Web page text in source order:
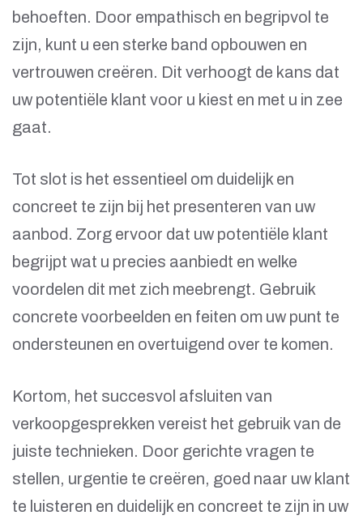
behoeften. Door empathisch en begripvol te
zijn, kunt u een sterke band opbouwen en
vertrouwen creëren. Dit verhoogt de kans dat
uw potentiële klant voor u kiest en met u in zee
gaat.
Tot slot is het essentieel om duidelijk en
concreet te zijn bij het presenteren van uw
aanbod. Zorg ervoor dat uw potentiële klant
begrijpt wat u precies aanbiedt en welke
voordelen dit met zich meebrengt. Gebruik
concrete voorbeelden en feiten om uw punt te
ondersteunen en overtuigend over te komen.
Kortom, het succesvol afsluiten van
verkoopgesprekken vereist het gebruik van de
juiste technieken. Door gerichte vragen te
stellen, urgentie te creëren, goed naar uw klant
te luisteren en duidelijk en concreet te zijn in uw